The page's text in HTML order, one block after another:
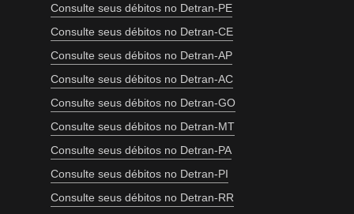
Consulte seus débitos no Detran-PE
Consulte seus débitos no Detran-CE
Consulte seus débitos no Detran-AP
Consulte seus débitos no Detran-AC
Consulte seus débitos no Detran-GO
Consulte seus débitos no Detran-MT
Consulte seus débitos no Detran-PA
Consulte seus débitos no Detran-PI
Consulte seus débitos no Detran-RR